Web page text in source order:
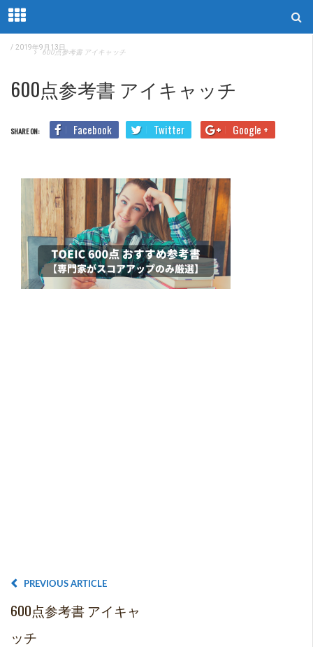
Home 600点参考書 アイキャッチ
/ 2019年9月13日
600点参考書 アイキャッチ
SHARE ON: Facebook Twitter Google +
PREVIOUS ARTICLE
600点参考書 アイキャ
ッチ